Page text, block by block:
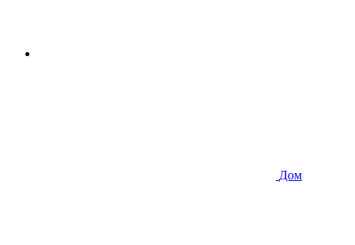
Дом